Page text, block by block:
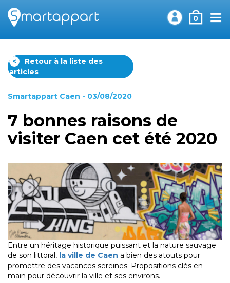
0
<
Retour à la liste des
articles
Smartappart Caen - 03/08/2020
7 bonnes raisons de
visiter Caen cet été 2020
Entre un héritage historique puissant et la nature sauvage
de son littoral, la ville de Caen a bien des atouts pour
promettre des vacances sereines. Propositions clés en
main pour découvrir la ville et ses environs.